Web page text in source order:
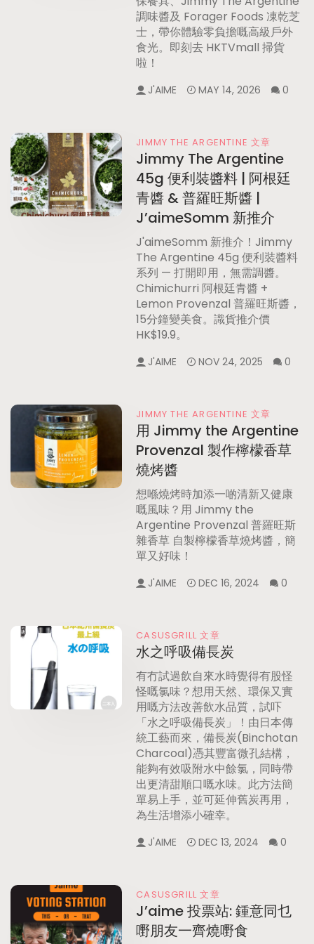
調味醬及 Forager Foods 凍乾芝
士，帶你體驗零負擔嘅高級戶外
食光。即刻去 HKTVmall 掃貨
啦！
J'AIME MAY 14, 2026 0
JIMMY THE ARGENTINE 文章
Jimmy The Argentine
45g 便利裝醬料 | 阿根廷
青醬 & 普羅旺斯醬 |
J’aimeSomm 新推介
J'aimeSomm 新推介！Jimmy
The Argentine 45g 便利裝醬料
系列 — 打開即用，無需調醬。
Chimichurri 阿根廷青醬 +
Lemon Provenzal 普羅旺斯醬，
15分鐘變美食。識貨推介價
HK$19.9。
J'AIME NOV 24, 2025 0
JIMMY THE ARGENTINE 文章
用 Jimmy the Argentine
Provenzal 製作檸檬香草
燒烤醬
想喺燒烤時加添一啲清新又健康
嘅風味？用 Jimmy the
Argentine Provenzal 普羅旺斯
雜香草 自製檸檬香草燒烤醬，簡
單又好味！
J'AIME DEC 16, 2024 0
CASUSGRILL 文章
水之呼吸備長炭
有冇試過飲自來水時覺得有股怪
怪嘅氯味？想用天然、環保又實
用嘅方法改善飲水品質，試吓
「水之呼吸備長炭」！由日本傳
統工藝而來，備長炭(Binchotan
Charcoal)憑其豐富微孔結構，
能夠有效吸附水中餘氯，同時帶
出更清甜順口嘅水味。此方法簡
單易上手，並可延伸舊炭再用，
為生活增添小確幸。
J'AIME DEC 13, 2024 0
CASUSGRILL 文章
J’aime 投票站: 鍾意同乜
嘢朋友一齊燒嘢食